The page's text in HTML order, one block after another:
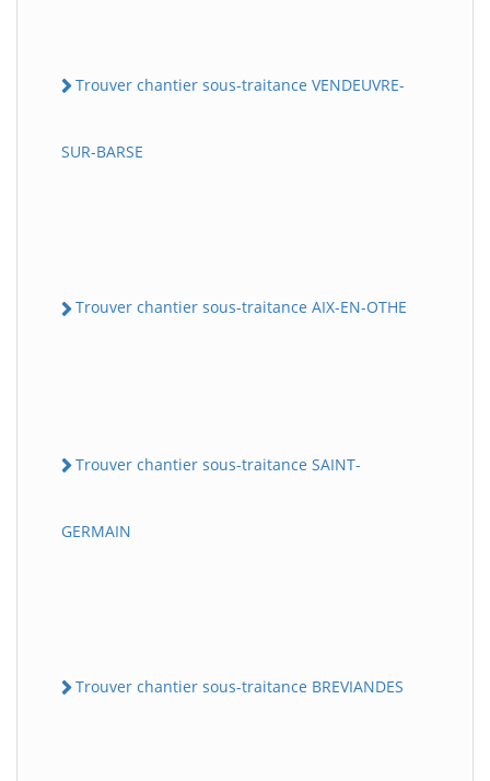
Trouver chantier sous-traitance VENDEUVRE-
SUR-BARSE
Trouver chantier sous-traitance AIX-EN-OTHE
Trouver chantier sous-traitance SAINT-
GERMAIN
Trouver chantier sous-traitance BREVIANDES